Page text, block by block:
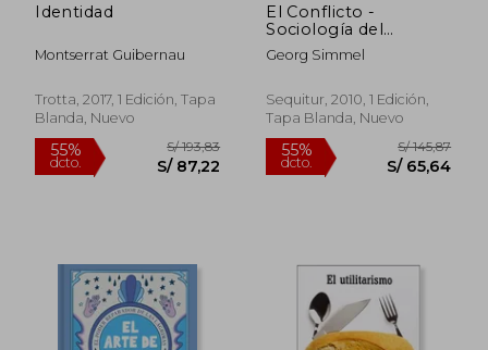
55%
dcto.
S/ 179,92
S/ 80,96
55%
dcto.
Identidad
Montserrat Guibernau
Trotta, 2017, 1 Edición, Tapa
Blanda, Nuevo
El Conflicto -
Sociología del
Antagonismo
Georg Simmel
Sequitur, 2010, 1 Edición,
Tapa Blanda, Nuevo